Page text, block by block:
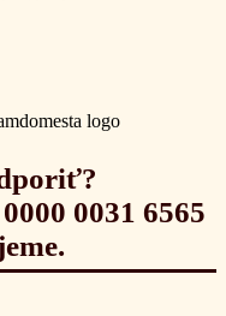
0031 6565